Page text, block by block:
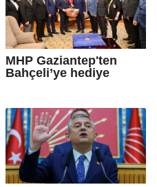
MHP Gaziantep'ten
Bahçeli’ye hediye